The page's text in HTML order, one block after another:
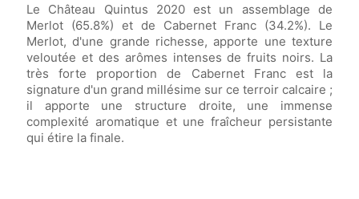
Le Château Quintus 2020 est un assemblage de
Merlot (65.8%) et de Cabernet Franc (34.2%). Le
Merlot, d'une grande richesse, apporte une texture
veloutée et des arômes intenses de fruits noirs. La
très forte proportion de Cabernet Franc est la
signature d'un grand millésime sur ce terroir calcaire ;
il apporte une structure droite, une immense
complexité aromatique et une fraîcheur persistante
qui étire la finale.